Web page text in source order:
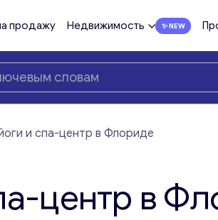
продажу Недвижимость
и спа-центр в Флориде
центр в